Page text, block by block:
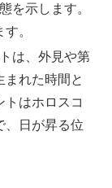
を示します。
。
は、外見や第
まれた時間と
トはホロスコ
、日が昇る位